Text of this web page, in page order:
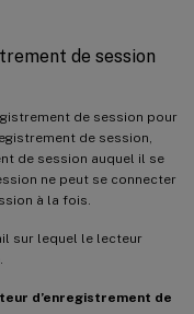
de session
de session pour
de session,
de session auquel il se
ne peut se connecter
à la fois.
sur lequel le lecteur
d’enregistrement de